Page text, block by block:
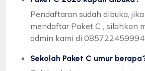
Pendaftaran sudah dibuka,
mendaftar Paket C , silahkan
admin kami di 085722459994
Sekolah Paket C umur